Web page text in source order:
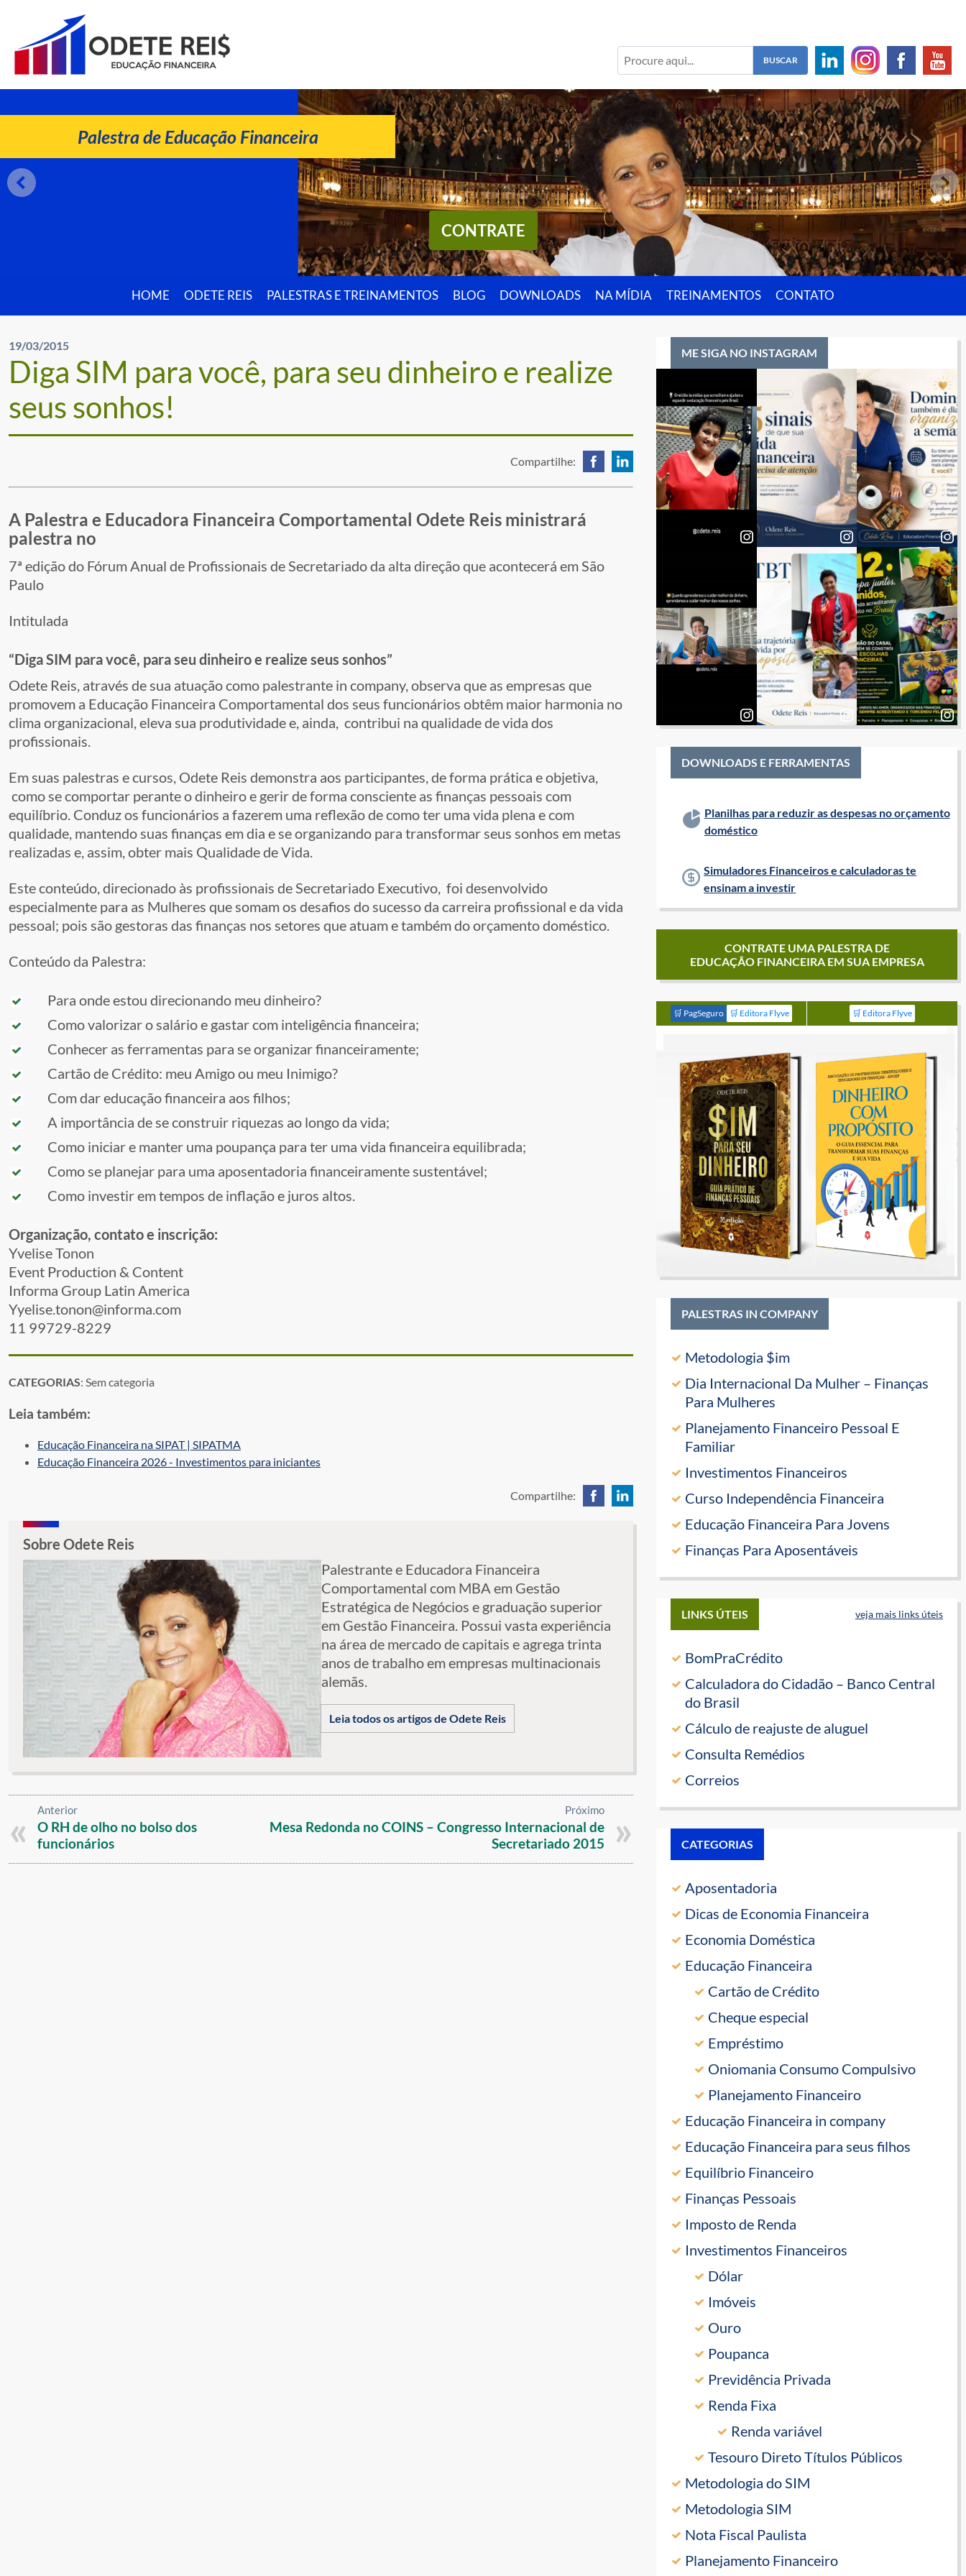
ODETE REIS
Palestrante de Educação Financeira
Palestra de Educação Financeira
CONTRATE
HOME ODETE REIS PALESTRAS E TREINAMENTOS BLOG DOWNLOADS NA MÍDIA TREINAMENTOS CONTATO
19/03/2015
Diga SIM para você, para seu dinheiro e realize
seus sonhos!
Compartilhe:
A Palestra e Educadora Financeira Comportamental Odete Reis ministrará
palestra no
7ª edição do Fórum Anual de Profissionais de Secretariado da alta direção que acontecerá em São
Paulo
Intitulada
“Diga SIM para você, para seu dinheiro e realize seus sonhos”
Odete Reis, através de sua atuação como palestrante in company, observa que as empresas que
promovem a Educação Financeira Comportamental dos seus funcionários obtêm maior harmonia no
clima organizacional, eleva sua produtividade e, ainda, contribui na qualidade de vida dos
profissionais.
Em suas palestras e cursos, Odete Reis demonstra aos participantes, de forma prática e objetiva,
como se comportar perante o dinheiro e gerir de forma consciente as finanças pessoais com
equilíbrio. Conduz os funcionários a fazerem uma reflexão de como ter uma vida plena e com
qualidade, mantendo suas finanças em dia e se organizando para transformar seus sonhos em metas
realizadas e, assim, obter mais Qualidade de Vida.
Este conteúdo, direcionado às profissionais de Secretariado Executivo, foi desenvolvido
especialmente para as Mulheres que somam os desafios do sucesso da carreira profissional e da vida
pessoal; pois são gestoras das finanças nos setores que atuam e também do orçamento doméstico.
Conteúdo da Palestra:
Para onde estou direcionando meu dinheiro?
Como valorizar o salário e gastar com inteligência financeira;
Conhecer as ferramentas para se organizar financeiramente;
Cartão de Crédito: meu Amigo ou meu Inimigo?
Com dar educação financeira aos filhos;
A importância de se construir riquezas ao longo da vida;
Como iniciar e manter uma poupança para ter uma vida financeira equilibrada;
Como se planejar para uma aposentadoria financeiramente sustentável;
Como investir em tempos de inflação e juros altos.
Organização, contato e inscrição:
Yvelise Tonon
Event Production & Content
Informa Group Latin America
Yyelise.tonon@informa.com
11 99729-8229
CATEGORIAS: Sem categoria
Leia também:
Educação Financeira na SIPAT | SIPATMA
Educação Financeira 2026 - Investimentos para iniciantes
Compartilhe:
Sobre Odete Reis
Palestrante e Educadora Financeira
Comportamental com MBA em Gestão
Estratégica de Negócios e graduação superior
em Gestão Financeira. Possui vasta experiência
na área de mercado de capitais e agrega trinta
anos de trabalho em empresas multinacionais
alemãs.
Leia todos os artigos de Odete Reis
Anterior
O RH de olho no bolso dos
funcionários
Próximo
Mesa Redonda no COINS – Congresso Internacional de
Secretariado 2015
ME SIGA NO INSTAGRAM
DOWNLOADS E FERRAMENTAS
Planilhas para reduzir as despesas no orçamento
doméstico
Simuladores Financeiros e calculadoras te
ensinam a investir
CONTRATE UMA PALESTRA DE
EDUCAÇÃO FINANCEIRA EM SUA EMPRESA
🛒 PagSeguro 🛒 Editora Flyve 🛒 Editora Flyve
PALESTRAS IN COMPANY
Metodologia $im
Dia Internacional Da Mulher – Finanças
Para Mulheres
Planejamento Financeiro Pessoal E
Familiar
Investimentos Financeiros
Curso Independência Financeira
Educação Financeira Para Jovens
Finanças Para Aposentáveis
LINKS ÚTEIS veja mais links úteis
BomPraCrédito
Calculadora do Cidadão – Banco Central
do Brasil
Cálculo de reajuste de aluguel
Consulta Remédios
Correios
CATEGORIAS
Aposentadoria
Dicas de Economia Financeira
Economia Doméstica
Educação Financeira
Cartão de Crédito
Cheque especial
Empréstimo
Oniomania Consumo Compulsivo
Planejamento Financeiro
Educação Financeira in company
Educação Financeira para seus filhos
Equilíbrio Financeiro
Finanças Pessoais
Imposto de Renda
Investimentos Financeiros
Dólar
Imóveis
Ouro
Poupanca
Previdência Privada
Renda Fixa
Renda variável
Tesouro Direto Títulos Públicos
Metodologia do SIM
Metodologia SIM
Nota Fiscal Paulista
Planejamento Financeiro